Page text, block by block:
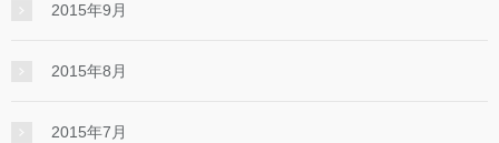
2015年9月
2015年8月
2015年7月